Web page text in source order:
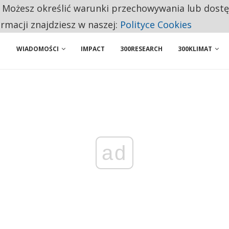
NA LIŚCIE SĄ DWA PODMIOTY Z POLSKI
WIADOMOŚCI IMPACT 300RESEARCH 300KLIMAT
ad
określić warunki przechowywania lub
znajdziesz w naszej: Polityce Cookies